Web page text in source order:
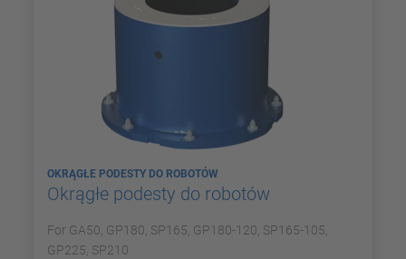
OKRĄGŁE PODESTY DO ROBOTÓW
Okrągłe podesty do robotów
For GA50, GP180, SP165, GP180-120, SP165-105,
GP225, SP210